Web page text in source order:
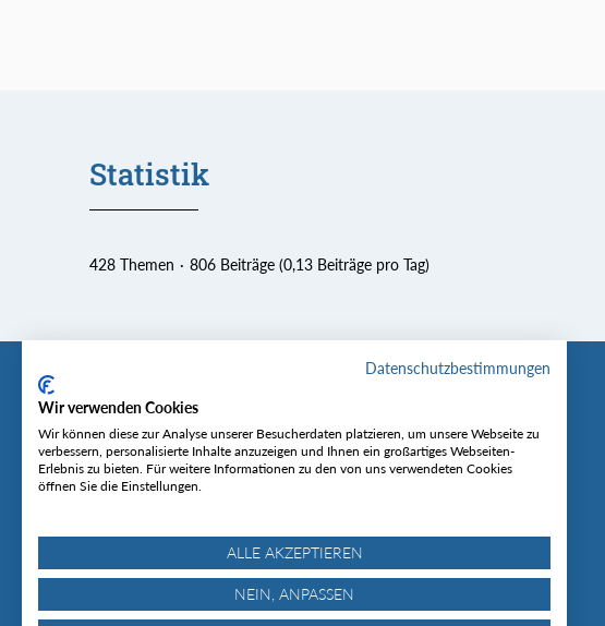
Statistik
428 Themen 806 Beiträge (0,13 Beiträge pro Tag)
Tourentipp
Über uns
Wetter & Lawinenlage
Datenschutzbestimmungen
Wir verwenden Cookies
Wir können diese zur Analyse unserer Besucherdaten platzieren, um unsere Webseite zu
verbessern, personalisierte Inhalte anzuzeigen und Ihnen ein großartiges Webseiten-
Erlebnis zu bieten. Für weitere Informationen zu den von uns verwendeten Cookies
öffnen Sie die Einstellungen.
ALLE AKZEPTIEREN
NEIN, ANPASSEN